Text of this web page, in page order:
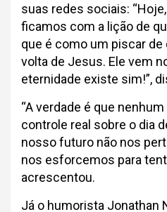
suas redes sociais:
ficamos com a lição de
que é como um piscar
volta de Jesus. Ele vem
eternidade existe sim!”,
“A verdade é que
controle real sobre o dia
nosso futuro não nos
nos esforcemos para
acrescentou.
Já o humorista Jonathan